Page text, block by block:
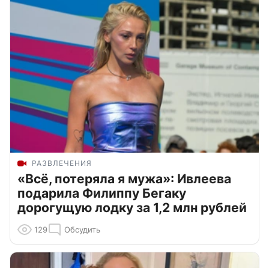
РАЗВЛЕЧЕНИЯ
«Всё, потеряла я мужа»: Ивлеева
подарила Филиппу Бегаку
дорогущую лодку за 1,2 млн рублей
129 Обсудить